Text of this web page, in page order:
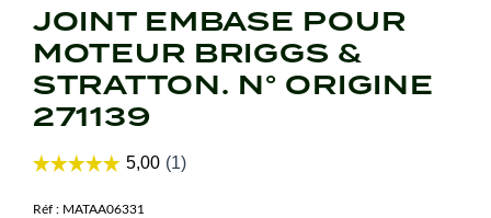
JOINT EMBASE POUR
MOTEUR BRIGGS &
STRATTON. N° ORIGINE
271139
Réf : MATAA06331